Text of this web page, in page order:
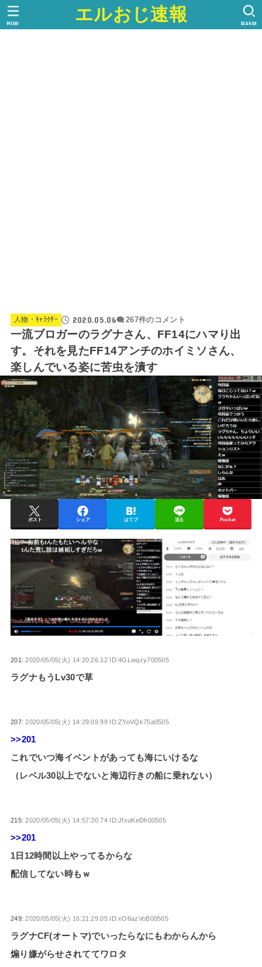
エルおじ速報 SEARCH
MENU
人物・ｷｬﾗｸﾀｰ 2020.05.06 267件のコメント
一流ブロガーのラグナさん、FF14にハマり出
す。それを見たFF14アンチのホイミソさん、
楽しんでいる姿に苦虫を潰す
ポスト シェア はてブ 送る Pocket
201:2020/05/05(火) 14:20:26.12 ID:4GLwqzy700505
ラグナもうLv30で草
207:2020/05/05(火) 14:29:09.99 ID:ZYoVQk75a0505
>>201
これでいつ海イベントがあっても海にいけるな
（レベル30以上でないと海辺行きの船に乗れない）
215:2020/05/05(火) 14:57:30.74 ID:JfxuKeDh00505
>>201
1日12時間以上やってるからな
配信してない時もｗ
249:2020/05/05(火) 16:21:29.05 ID:xO6azVoB00505
ラグナCF(オートマ)でいったらなにもわからんから
煽り嫌がらせされててワロタ